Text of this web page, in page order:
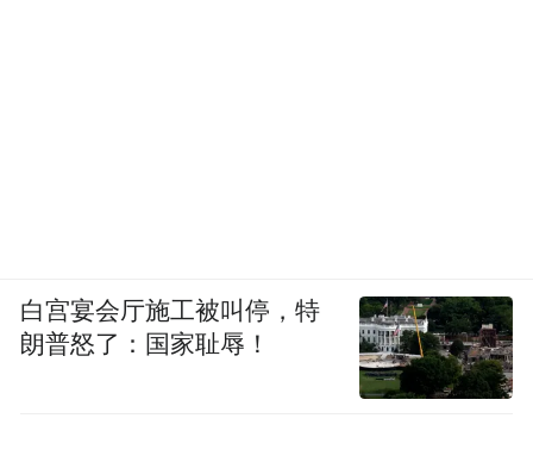
白宫宴会厅施工被叫停，特
朗普怒了：国家耻辱！